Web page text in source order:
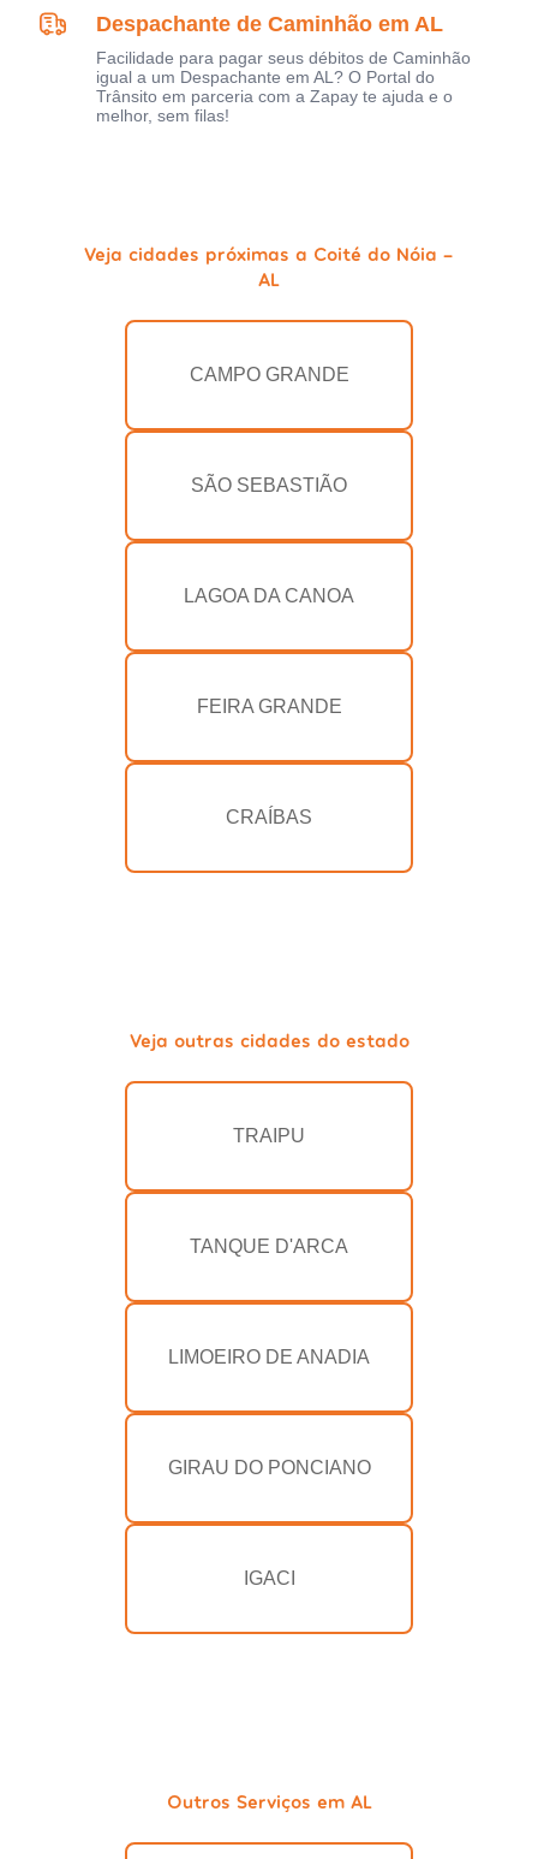
Despachante de Caminhão em AL
Facilidade para pagar seus débitos de Caminhão
igual a um Despachante em AL? O Portal do
Trânsito em parceria com a Zapay te ajuda e o
melhor, sem filas!
Veja cidades próximas a Coité do Nóia -
AL
CAMPO GRANDE
SÃO SEBASTIÃO
LAGOA DA CANOA
FEIRA GRANDE
CRAÍBAS
Veja outras cidades do estado
TRAIPU
TANQUE D'ARCA
LIMOEIRO DE ANADIA
GIRAU DO PONCIANO
IGACI
Outros Serviços em AL